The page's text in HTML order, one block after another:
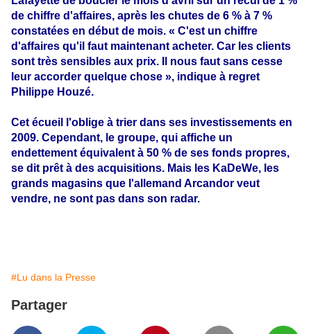
de chiffre d'affaires, après les chutes de 6 % à 7 %
constatées en début de mois. « C'est un chiffre
d'affaires qu'il faut maintenant acheter. Car les clients
sont très sensibles aux prix. Il nous faut sans cesse
leur accorder quelque chose », indique à regret
Philippe Houzé.
Cet écueil l'oblige à trier dans ses investissements en
2009. Cependant, le groupe, qui affiche un
endettement équivalent à 50 % de ses fonds propres,
se dit prêt à des acquisitions. Mais les KaDeWe, les
grands magasins que l'allemand Arcandor veut
vendre, ne sont pas dans son radar.
#Lu dans la Presse
Partager